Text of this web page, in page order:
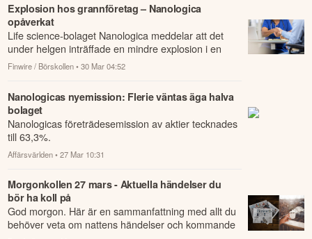
Explosion hos grannföretag – Nanologica
opåverkat
Life science-bolaget Nanologica meddelar att det
under helgen inträffade en mindre explosion i en
ugn hos ett bolag med vilket man delar kon...
Finwire / Börskollen • 30 Mar 04:52
Nanologicas nyemission: Flerie väntas äga halva
bolaget
Nanologicas företrädesemission av aktier tecknades
till 63,3%.
Affärsvärlden • 27 Mar 10:31
Morgonkollen 27 mars - Aktuella händelser du
bör ha koll på
God morgon. Här är en sammanfattning med allt du
behöver veta om nattens händelser och kommande